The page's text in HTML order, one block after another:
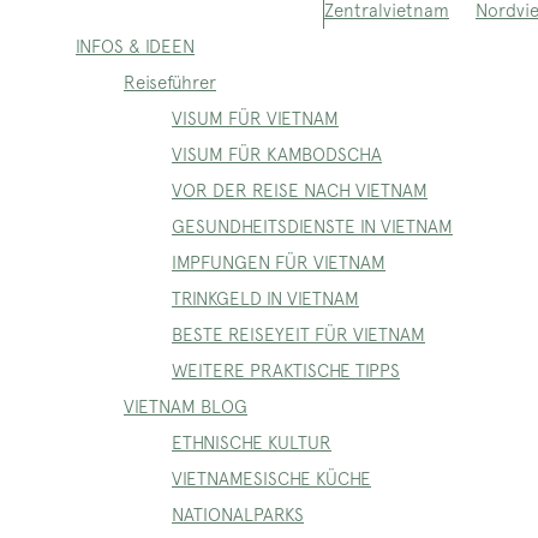
Zentralvietnam
INFOS & IDEEN
Reiseführer
VISUM FÜR VIETNAM
VISUM FÜR KAMBODSCHA
VOR DER REISE NACH VIETNAM
GESUNDHEITSDIENSTE IN VIETNAM
IMPFUNGEN FÜR VIETNAM
TRINKGELD IN VIETNAM
BESTE REISEYEIT FÜR VIETNAM
WEITERE PRAKTISCHE TIPPS
VIETNAM BLOG
ETHNISCHE KULTUR
VIETNAMESISCHE KÜCHE
NATIONALPARKS